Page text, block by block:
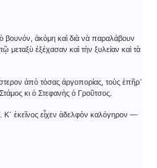
βουνόν, ἀκόμη καὶ διὰ νὰ παραλάβουν
μεταξὺ ἐξέχασαν καὶ τὴν ξυλείαν καὶ τὰ
ἀπὸ τόσας ἀργοπορίας, τοὺς ἐπῆρ᾿
κι ὁ Στεφανὴς ὁ Γροῦτσος.
ἐκεῖνος εἶχεν ἀδελφὸν καλόγηρον ―